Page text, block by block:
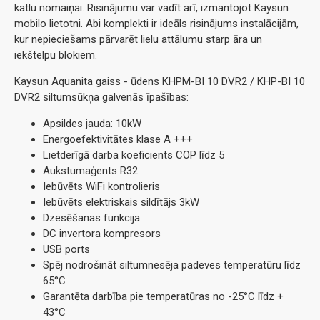
katlu nomaiņai. Risinājumu var vadīt arī, izmantojot Kaysun
mobilo lietotni. Abi komplekti ir ideāls risinājums instalācijām,
kur nepieciešams pārvarēt lielu attālumu starp āra un
iekštelpu blokiem.
Kaysun Aquanita gaiss - ūdens KHPM-BI 10 DVR2 / KHP-BI 10
DVR2 siltumsūkņa galvenās īpašības:
Apsildes jauda: 10kW
Energoefektivitātes klase A +++
Lietderīgā darba koeficients COP līdz 5
Aukstumaģents R32
Iebūvēts WiFi kontrolieris
Iebūvēts elektriskais sildītājs 3kW
Dzesēšanas funkcija
DC invertora kompresors
USB ports
Spēj nodrošināt siltumnesēja padeves temperatūru līdz
65°C
Garantēta darbība pie temperatūras no -25°C līdz +
43°C